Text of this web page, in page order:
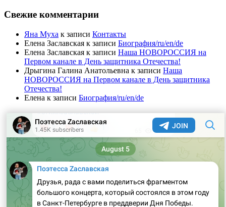
Свежие комментарии
Яна Муха к записи Контакты
Елена Заславская к записи Биография/ru/en/de
Елена Заславская к записи Наша НОВОРОССИЯ на
Первом канале в День защитника Отечества!
Дрыгина Галина Анатольевна к записи Наша
НОВОРОССИЯ на Первом канале в День защитника
Отечества!
Елена к записи Биография/ru/en/de